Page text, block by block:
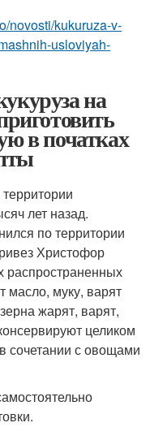
novosti/kukuruza-v-
usloviyah-
на
в початках
территории
лет назад.
по территории
Христофор
распространенных
масло, муку, варят
жарят, варят,
целиком
сочетании с овощами